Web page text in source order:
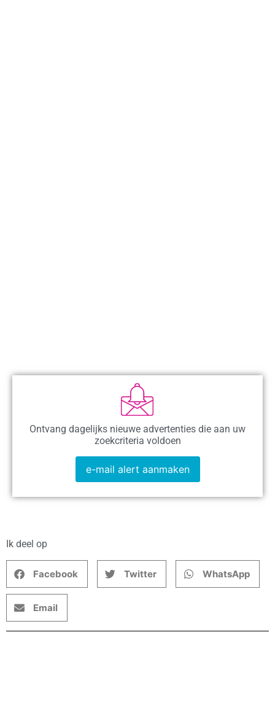
Ontvang dagelijks nieuwe advertenties die aan uw
zoekcriteria voldoen
e-mail alert aanmaken
Ik deel op
Facebook Twitter WhatsApp
Email